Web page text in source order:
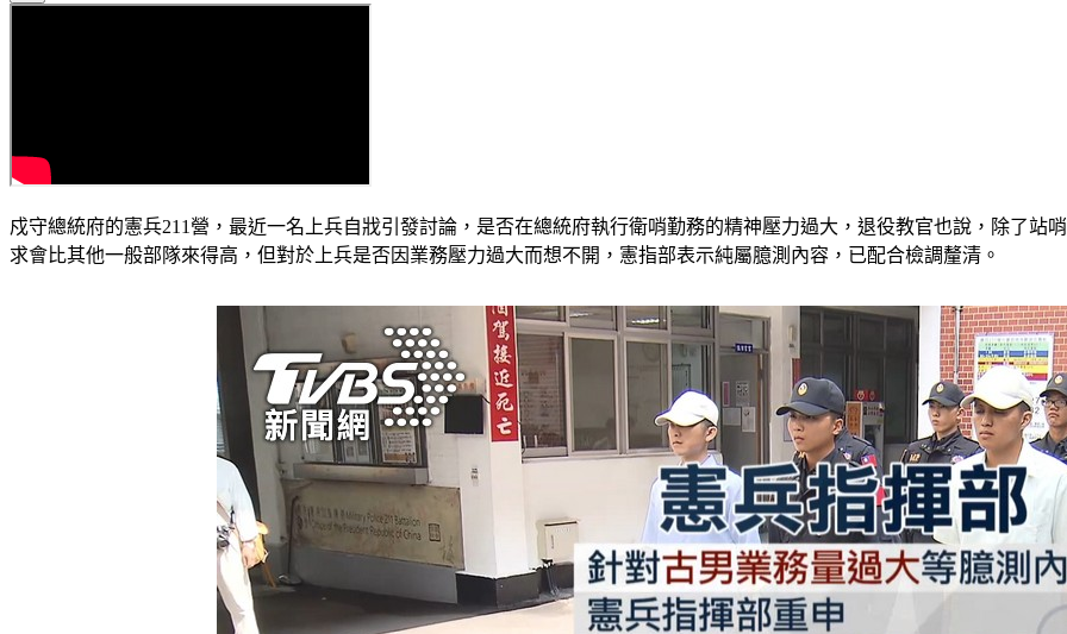
戍守總統府的憲兵211營，最近一名上兵自戕引發討論，是否在總統府執行衛哨勤務的精神壓力過大，退役教官也說，除了站
求會比其他一般部隊來得高，但對於上兵是否因業務壓力過大而想不開，憲指部表示純屬臆測內容，已配合檢調釐清。